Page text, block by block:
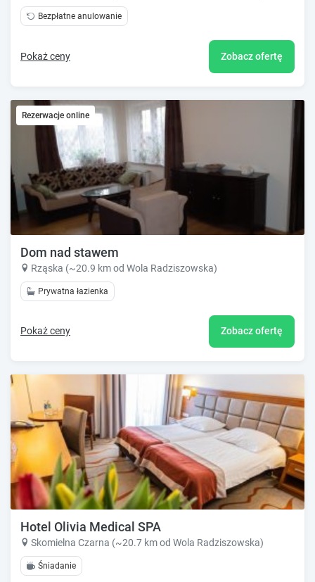
Bezpłatne anulowanie
Pokaż ceny Zobacz ofertę
Rezerwacje online
Dom nad stawem
Rząska (~20.9 km od Wola Radziszowska)
Prywatna łazienka
Pokaż ceny Zobacz ofertę
Hotel Olivia Medical SPA
Skomielna Czarna (~20.7 km od Wola Radziszowska)
Śniadanie